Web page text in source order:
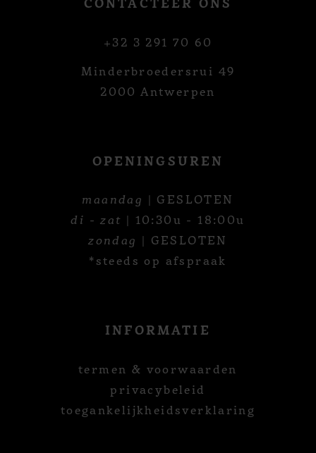
+32 3 291 70 60
Minderbroedersrui 49
2000 Antwerpen
OPENINGSUREN
maandag | GESLOTEN
di - zat | 10:30u - 18:00u
zondag | GESLOTEN
*steeds op afspraak
INFORMATIE
termen & voorwaarden
privacybeleid
toegankelijkheidsverklaring